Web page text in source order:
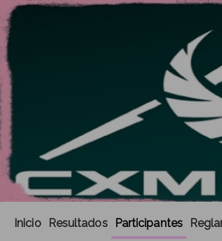
Inicio Resultados Participantes